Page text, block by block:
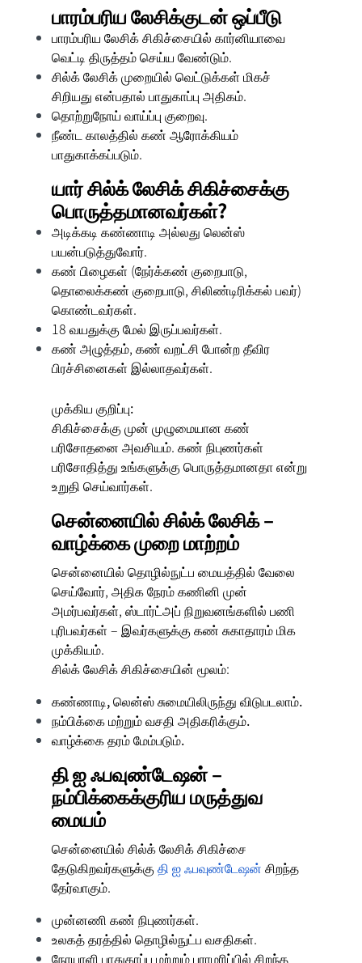
பாரம்பரிய லேசிக்குடன் ஒப்பீடு
பாரம்பரிய லேசிக் சிகிச்சையில் கார்னியாவை
வெட்டி திருத்தம் செய்ய வேண்டும்.
சில்க் லேசிக் முறையில் வெட்டுக்கள் மிகச்
சிறியது என்பதால் பாதுகாப்பு அதிகம்.
தொற்றுநோய் வாய்ப்பு குறைவு.
நீண்ட காலத்தில் கண் ஆரோக்கியம்
பாதுகாக்கப்படும்.
யார் சில்க் லேசிக் சிகிச்சைக்கு
பொருத்தமானவர்கள்?
அடிக்கடி கண்ணாடி அல்லது லென்ஸ்
பயன்படுத்துவோர்.
கண் பிழைகள் (நேர்க்கண் குறைபாடு,
தொலைக்கண் குறைபாடு, சிலிண்டிரிக்கல் பவர்)
கொண்டவர்கள்.
18 வயதுக்கு மேல் இருப்பவர்கள்.
கண் அழுத்தம், கண் வறட்சி போன்ற தீவிர
பிரச்சினைகள் இல்லாதவர்கள்.
முக்கிய குறிப்பு:
சிகிச்சைக்கு முன் முழுமையான கண்
பரிசோதனை அவசியம். கண் நிபுணர்கள்
பரிசோதித்து உங்களுக்கு பொருத்தமானதா என்று
உறுதி செய்வார்கள்.
சென்னையில் சில்க் லேசிக் –
வாழ்க்கை முறை மாற்றம்
சென்னையில் தொழில்நுட்ப மையத்தில் வேலை
செய்வோர், அதிக நேரம் கணினி முன்
அமர்பவர்கள், ஸ்டார்ட்அப் நிறுவனங்களில் பணி
புரிபவர்கள் – இவர்களுக்கு கண் சுகாதாரம் மிக
முக்கியம்.
சில்க் லேசிக் சிகிச்சையின் மூலம்:
கண்ணாடி, லென்ஸ் சுமையிலிருந்து விடுபடலாம்.
நம்பிக்கை மற்றும் வசதி அதிகரிக்கும்.
வாழ்க்கை தரம் மேம்படும்.
தி ஐ ஃபவுண்டேஷன் –
நம்பிக்கைக்குரிய மருத்துவ
மையம்
சென்னையில் சில்க் லேசிக் சிகிச்சை
தேடுகிறவர்களுக்குதி ஐ ஃபவுண்டேஷன் சிறந்த
தேர்வாகும்.
முன்னணி கண் நிபுணர்கள்.
உலகத் தரத்தில் தொழில்நுட்ப வசதிகள்.
நோயாளி பாதுகாப்பு மற்றும் பராமரிப்பில் சிறந்த